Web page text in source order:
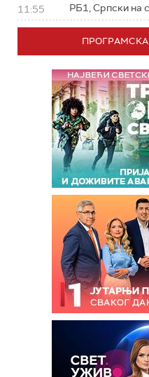
11:55 РБ1, Српски на